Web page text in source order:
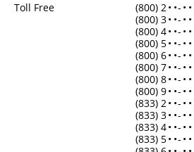
Toll Free
(800) 2• •- • •
(800) 3• •- • •
(800) 4• •- • •
(800) 5• •- • •
(800) 6• •- • •
(800) 7• •- • •
(800) 8• •- • •
(800) 9• •- • •
(833) 2• •- • •
(833) 3• •- • •
(833) 4• •- • •
(833) 5• •- • •